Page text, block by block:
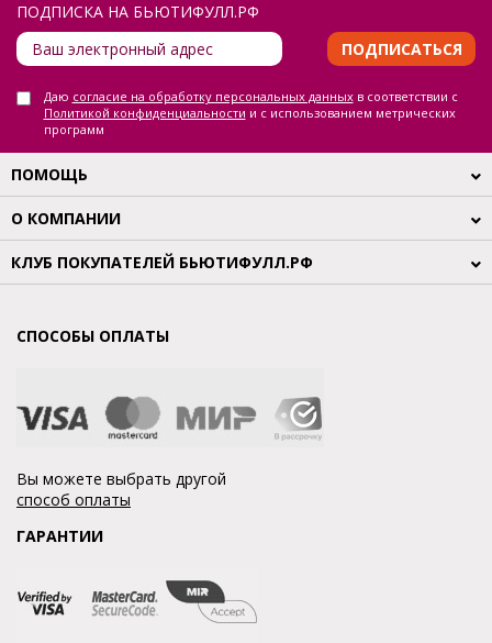
ПОДПИСКА НА БЬЮТИФУЛЛ.РФ
ПОДПИСАТЬСЯ
Даю согласие на обработку персональных данныхв соответствии с
Политикой конфиденциальности и с использованием метрических
программ
ПОМОЩЬ
О КОМПАНИИ
КЛУБ ПОКУПАТЕЛЕЙ БЬЮТИФУЛЛ.РФ
СПОСОБЫ ОПЛАТЫ
Вы можете выбрать другой
способ оплаты
ГАРАНТИИ